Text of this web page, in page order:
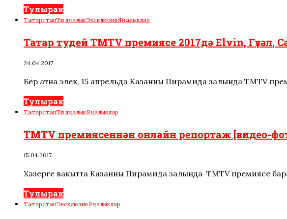
Тулырак
ТатарстанТөп яңалыкЭксклюзивЯңалыклар
Татар тудей TMTV премиясе 2017дә Elvin, Гүзәл,
24.04.2017
Бер атна элек, 15 апрельдә Казанның Пирамида залында TMTV
Тулырак
ТатарстанТөп яңалыкЯңалыклар
TMTV премиясеннән онлайн репортаж [видео-
15.04.2017
Хәзерге вакытта Казанның Пирамида залында TMTV премиясе
Тулырак
ТатарстанЭксклюзивЯңалыклар